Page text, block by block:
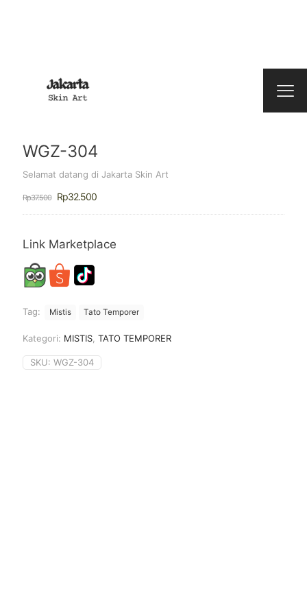
WGZ-304
Selamat datang di Jakarta Skin Art
Rp37.500
Harga
adalah:
Rp32.500Harga
ini
Rp32.500.
Link Marketplace
Tag: Mistis Tato Temporer
Kategori: MISTIS TATO TEMPORER
SKU: WGZ-304